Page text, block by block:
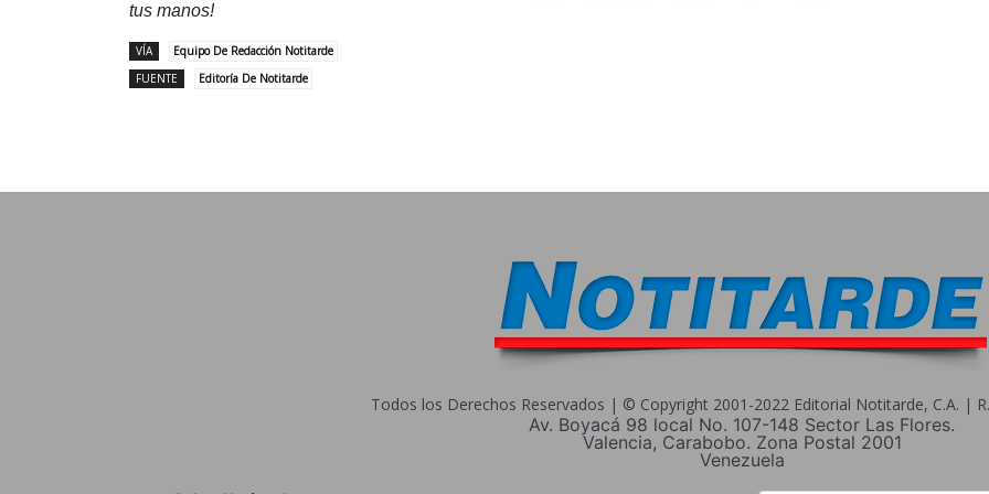
tus manos!
VÍA
Equipo De Redacción Notitarde
FUENTE
Editoría De Notitarde
Todos los Derechos Reservados | © Copyright 2001-2022 Editorial Notitarde, C.A. |
Av. Boyacá 98 local No. 107-148 Sector Las Flores.
Valencia, Carabobo. Zona Postal 2001
Venezuela